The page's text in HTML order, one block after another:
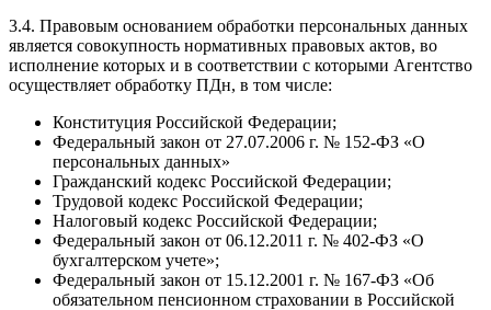
3.4. Правовым основанием обработки персональных данных
является совокупность нормативных правовых актов, во
исполнение которых и в соответствии с которыми Агентство
осуществляет обработку ПДн, в том числе:
Конституция Российской Федерации;
Федеральный закон от 27.07.2006 г. № 152-ФЗ «О
персональных данных»
Гражданский кодекс Российской Федерации;
Трудовой кодекс Российской Федерации;
Налоговый кодекс Российской Федерации;
Федеральный закон от 06.12.2011 г. № 402-ФЗ «О
бухгалтерском учете»;
Федеральный закон от 15.12.2001 г. № 167-ФЗ «Об
обязательном пенсионном страховании в Российской